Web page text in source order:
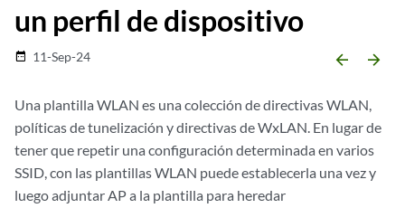
un perfil de dispositivo
date_range 11-Sep-24 arrow_backward arrow_forward
Una plantilla WLAN es una colección de directivas WLAN,
políticas de tunelización y directivas de WxLAN. En lugar de
tener que repetir una configuración determinada en varios
SSID, con las plantillas WLAN puede establecerla una vez y
luego adjuntar AP a la plantilla para heredar